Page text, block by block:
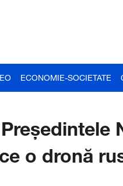
ECONOMIE-SOCIETATE
o dronă